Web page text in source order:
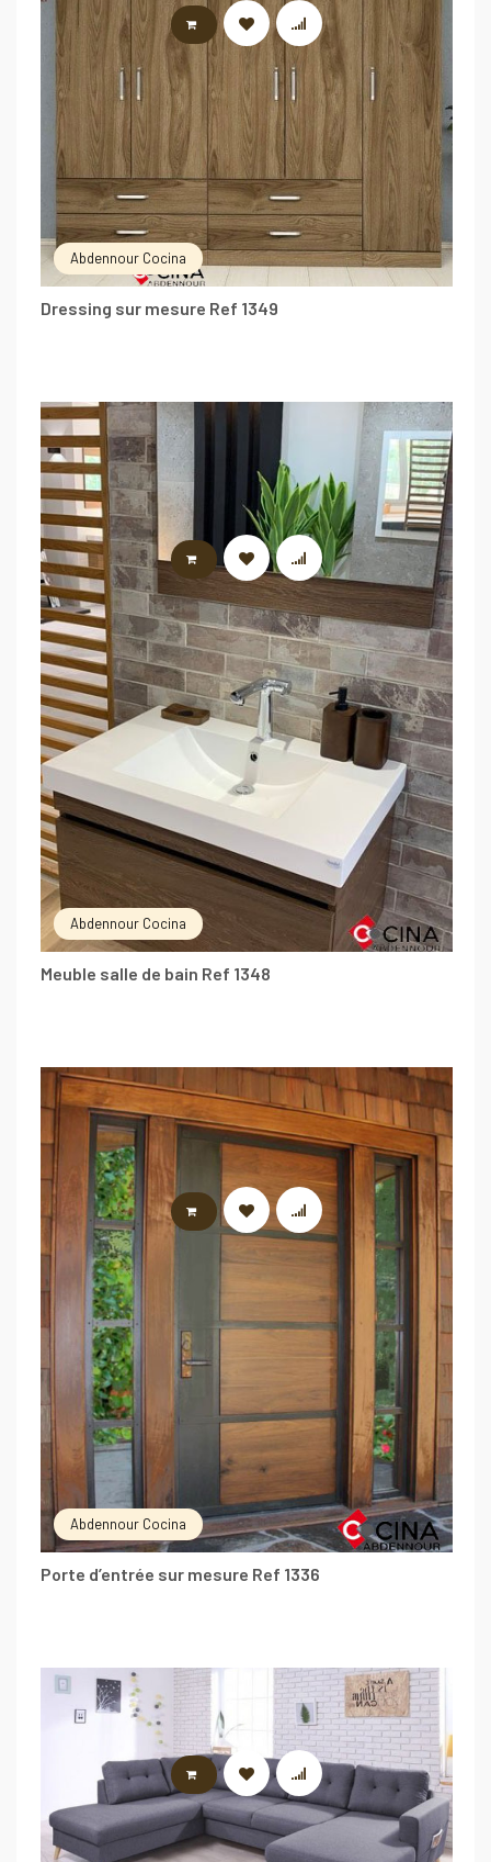
Abdennour Cocina
Dressing sur mesure Ref 1349
LIRE LA SUITE
Abdennour Cocina
Meuble salle de bain Ref 1348
LIRE LA SUITE
Abdennour Cocina
Porte d’entrée sur mesure Ref 1336
LIRE LA SUITE
LIRE LA SUITE